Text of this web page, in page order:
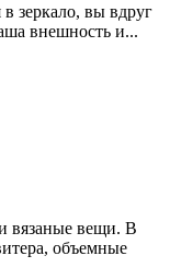
зеркало, вы вдруг
внешность и...
вязаные вещи. В
объемные